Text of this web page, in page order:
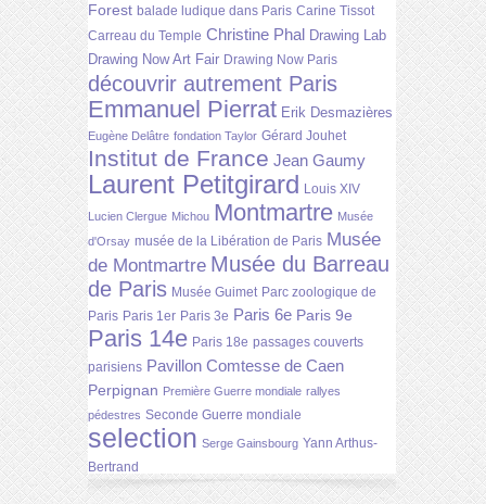
Forest balade ludique dans Paris Carine Tissot
Carreau du Temple Christine Phal Drawing Lab
Drawing Now Art Fair Drawing Now Paris
découvrir autrement Paris
Emmanuel Pierrat Erik Desmazières
Eugène Delâtre fondation Taylor Gérard Jouhet
Institut de France Jean Gaumy
Laurent Petitgirard Louis XIV
Lucien Clergue Michou Montmartre Musée
d'Orsay musée de la Libération de Paris Musée
de Montmartre Musée du Barreau
de Paris Musée Guimet Parc zoologique de
Paris Paris 1er Paris 3e Paris 6e Paris 9e
Paris 14e Paris 18e passages couverts
parisiens Pavillon Comtesse de Caen
Perpignan Première Guerre mondiale rallyes
pédestres Seconde Guerre mondiale
selection Serge Gainsbourg Yann Arthus-
Bertrand